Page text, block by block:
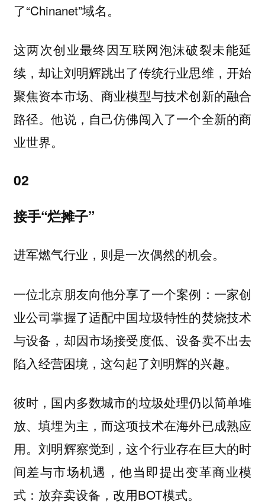
了“Chinanet”域名。
这两次创业最终因互联网泡沫破裂未能延
续，却让刘明辉跳出了传统行业思维，开始
聚焦资本市场、商业模型与技术创新的融合
路径。他说，自己仿佛闯入了一个全新的商
业世界。
02
接手“烂摊子”
进军燃气行业，则是一次偶然的机会。
一位北京朋友向他分享了一个案例：一家创
业公司掌握了适配中国垃圾特性的焚烧技术
与设备，却因市场接受度低、设备卖不出去
陷入经营困境，这勾起了刘明辉的兴趣。
彼时，国内多数城市的垃圾处理仍以简单堆
放、填埋为主，而这项技术在海外已成熟应
用。刘明辉察觉到，这个行业存在巨大的时
间差与市场机遇，他当即提出变革商业模
式：放弃卖设备，改用BOT模式。